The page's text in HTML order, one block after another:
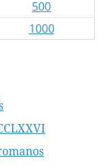
500
1000